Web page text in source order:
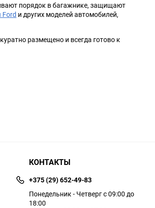
порядок в багажнике, защищают
и других моделей автомобилей,
размещено и всегда готово к
КОНТАКТЫ
+375 (29) 652-49-83
Понедельник - Четверг с 09:00 до
18:00